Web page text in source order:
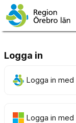
Logga in
Logga in med
Logga in med